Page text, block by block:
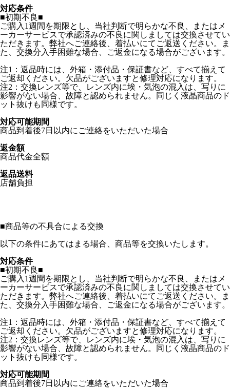
対応条件
■初期不良■
ご購入1週間を期限とし、当社判断で明らかな不良、またはメ
ーカーサービスで承認済みの不良に関しましては交換させてい
ただきます。弊社へご連絡後、着払いにてご返送ください。ま
た、交換分入手困難な場合、ご返金になる場合がございます。
注1：返品時には、外箱・添付品・保証書など、すべて揃えて
ご返却ください。欠品がございますと修理対応になります。
注2：交換レンズ等で、レンズ内に埃・気泡の混入は、写りに
影響がない場合、故障と認められません。同じく液晶商品のド
ット抜けも同様です。
対応可能期間
商品到着後7日以内にご連絡をいただいた場合
返金額
商品代金全額
返品送料
店舗負担
■商品等の不具合による交換
以下の条件にあてはまる場合、商品等を交換いたします。
対応条件
■初期不良■
ご購入1週間を期限とし、当社判断で明らかな不良、またはメ
ーカーサービスで承認済みの不良に関しましては交換させてい
ただきます。弊社へご連絡後、着払いにてご返送ください。ま
た、交換分入手困難な場合、ご返金になる場合がございます。
注1：返品時には、外箱・添付品・保証書など、すべて揃えて
ご返却ください。欠品がございますと修理対応になります。
注2：交換レンズ等で、レンズ内に埃・気泡の混入は、写りに
影響がない場合、故障と認められません。同じく液晶商品のド
ット抜けも同様です。
対応可能期間
商品到着後7日以内にご連絡をいただいた場合